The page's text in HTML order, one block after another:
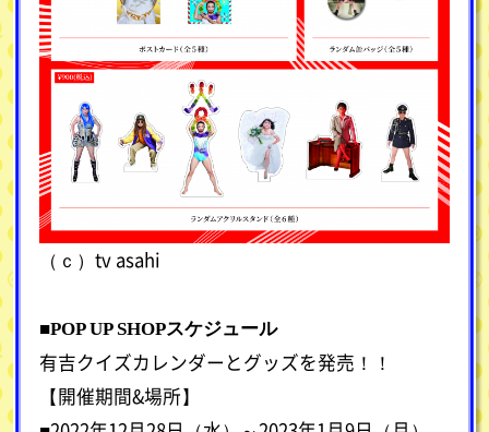
（ｃ）tv asahi
■POP UP SHOPスケジュール
有吉クイズカレンダーとグッズを発売！！
【開催期間&場所】